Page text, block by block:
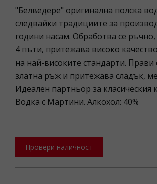
"Белведере" оригинална полска
следвайки традициите за
години насам. Обработва се ръчно,
4 пъти, притежава високо
на най-високите стандарти. Прави
златна ръж и притежава сладък,
Идеален партньор за класическия
Водка с Мартини. Алкохол: 40%
Провери наличност